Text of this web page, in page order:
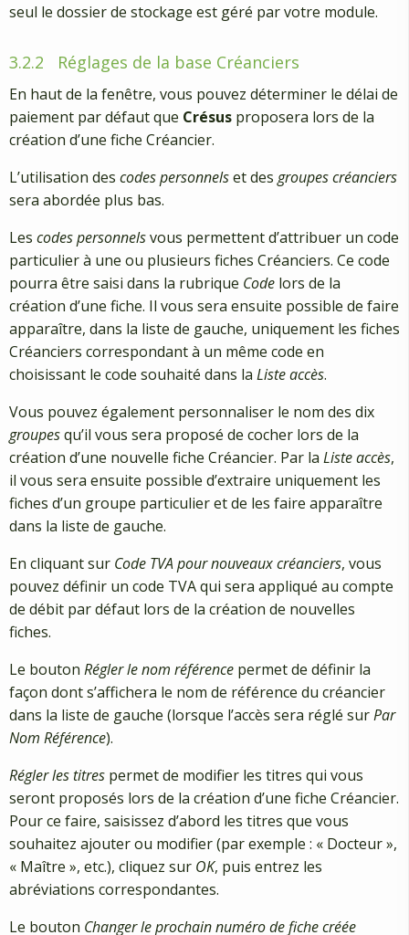
seul le dossier de stockage est géré par votre module.
3.2.2 Réglages de la base Créanciers
En haut de la fenêtre, vous pouvez déterminer le délai de
paiement par défaut que Crésus proposera lors de la
création d’une fiche Créancier.
L’utilisation des codes personnelset des groupes créanciers
sera abordée plus bas.
Les codes personnelsvous permettent d’attribuer un code
particulier à une ou plusieurs fiches Créanciers. Ce code
pourra être saisi dans la rubrique Code lors de la
création d’une fiche. Il vous sera ensuite possible de faire
apparaître, dans la liste de gauche, uniquement les fiches
Créanciers correspondant à un même code en
choisissant le code souhaité dans la Liste accès.
Vous pouvez également personnaliser le nom des dix
groupesqu’il vous sera proposé de cocher lors de la
création d’une nouvelle fiche Créancier. Par la Liste accès,
il vous sera ensuite possible d’extraire uniquement les
fiches d’un groupe particulier et de les faire apparaître
dans la liste de gauche.
En cliquant sur Code TVA pour nouveaux créanciers, vous
pouvez définir un code TVA qui sera appliqué au compte
de débit par défaut lors de la création de nouvelles
fiches.
Le bouton Régler le nom référence permet de définir la
façon dont s’affichera le nom de référence du créancier
dans la liste de gauche (lorsque l’accès sera réglé surPar
Nom Référence).
Régler les titres permet de modifier les titres qui vous
seront proposés lors de la création d’une fiche Créancier.
Pour ce faire, saisissez d’abord les titres que vous
souhaitez ajouter ou modifier (par exemple : « Docteur »,
« Maître », etc.), cliquez sur OK, puis entrez les
abréviations correspondantes.
Le bouton Changer le prochain numéro de fiche créée